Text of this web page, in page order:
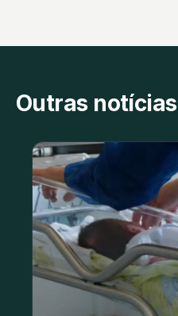
Outras notícias